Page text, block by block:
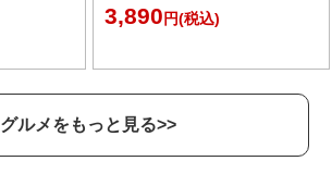
3,890 円(税込)
グルメをもっと見る>>